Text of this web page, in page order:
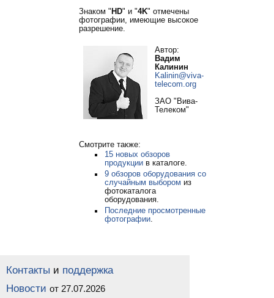
Знаком " HD" и "4K" отмечены
фотографии, имеющие высокое
разрешение.
Автор:
Вадим
Калинин
Kalinin@viva-
telecom.org
ЗАО "Вива-
Телеком"
Смотрите также:
15 новых обзоров
продукциив каталоге.
9 обзоров оборудования со
случайным выбором из
фотокаталога
оборудования.
Последние просмотренные
фотографии.
Контакты и поддержка
Новости от 27.07.2026